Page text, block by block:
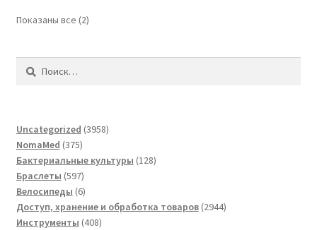
Показаны все (2)
Найти:
Uncategorized 39583958
NomaMed 375375
товаров
Бактериальные культуры 128128
Браслеты 597597
товаров
Велосипеды 66
товаров
Доступ, хранение и обработка товаров 29442944
Инструменты 408408